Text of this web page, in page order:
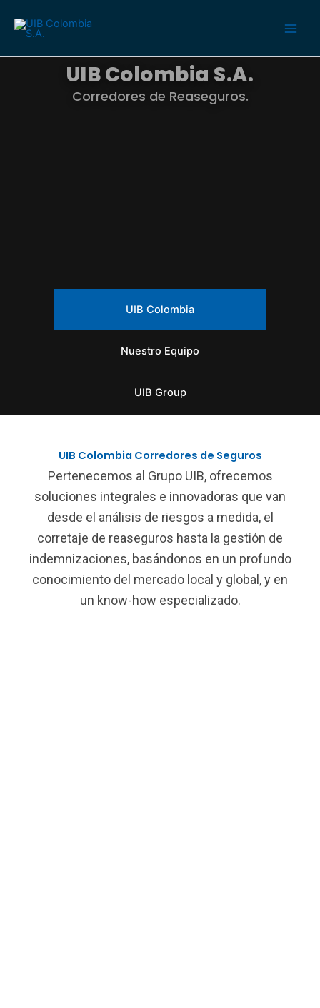
UIB Colombia S.A.
Corredores de Reaseguros.
UIB Colombia
Nuestro Equipo
UIB Group
UIB Colombia Corredores de Seguros
Pertenecemos al Grupo UIB, ofrecemos
soluciones integrales e innovadoras que van
desde el análisis de riesgos a medida, el
corretaje de reaseguros hasta la gestión de
indemnizaciones, basándonos en un profundo
conocimiento del mercado local y global, y en
un know-how especializado.